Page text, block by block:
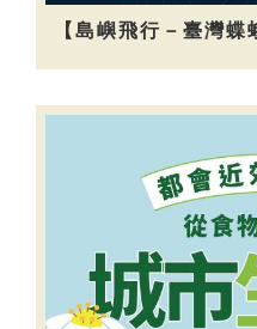
【島嶼飛行－臺灣